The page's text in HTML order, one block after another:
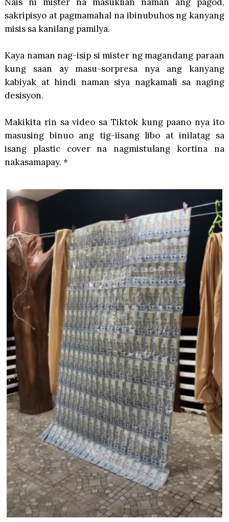
sakripisyo at pagmamahal na ibinubuhos ng kanyang
misis sa kanilang pamilya.
Kaya naman nag-isip si mister ng magandang paraan
kung saan ay masu-sorpresa nya ang kanyang
kabiyak at hindi naman siya nagkamali sa naging
desisyon.
Makikita rin sa video sa Tiktok kung paano nya ito
masusing binuo ang tig-iisang libo at inilatag sa
isang plastic cover na nagmistulang kortina na
nakasamapay. *